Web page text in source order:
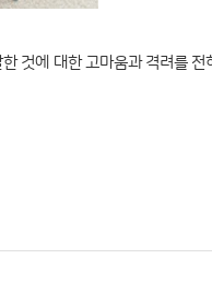
것에 대한 고마움과 격려를 전